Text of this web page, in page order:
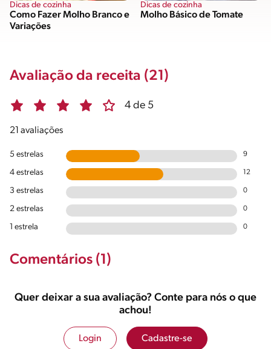
Dicas de cozinha
Como Fazer Molho Branco e
Variações
Dicas de cozinha
Molho Básico de Tomate
Avaliação da receita (21)
4 de 5
21 avaliações
5 estrelas 9
4 estrelas 12
3 estrelas 0
2 estrelas 0
1 estrela 0
Comentários (1)
Quer deixar a sua avaliação? Conte para nós o que
achou!
Login Cadastre-se